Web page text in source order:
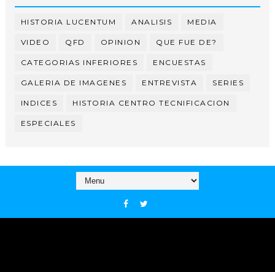
HISTORIA LUCENTUM ANALISIS MEDIA
VIDEO QFD OPINION QUE FUE DE?
CATEGORIAS INFERIORES ENCUESTAS
GALERIA DE IMAGENES ENTREVISTA SERIES
INDICES HISTORIA CENTRO TECNIFICACION
ESPECIALES